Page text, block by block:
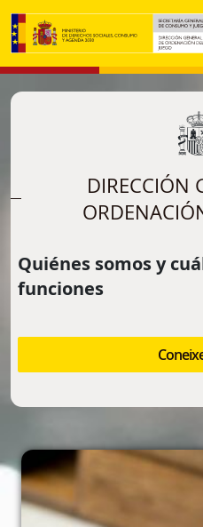
Vés al contingut
DIRECCIÓN
Quiénes somos y
funciones